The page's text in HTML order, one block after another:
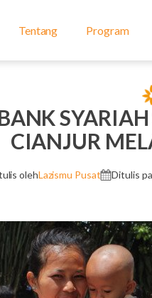
Tentang Program
CIANJUR
olehLazismu Pusat Ditulis